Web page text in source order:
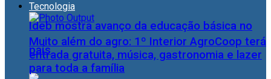
Ideb mostra avanço da educação básica no
país
Tecnologia
Muito além do agro: 1º Interior AgroCoop terá
entrada gratuita, música, gastronomia e lazer
para toda a família